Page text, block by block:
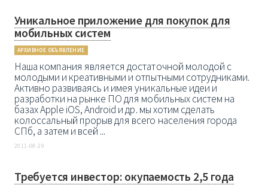
Уникальное приложение для покупок для
мобильных систем
АРХИВНОЕ ОБЪЯВЛЕНИЕ
Наша компания является достаточной молодой с
молодыми и креативными и отпытными сотрудниками.
Активно развиваясь и имея уникальные идеи и
разработки на рынке ПО для мобильных систем на
базах Apple iOS, Android и др. мы хотим сделать
колоссальный прорыв для всего населения города
СПб, а затем и всей ...
2011-08-29
Требуется инвестор: окупаемость 2,5 года